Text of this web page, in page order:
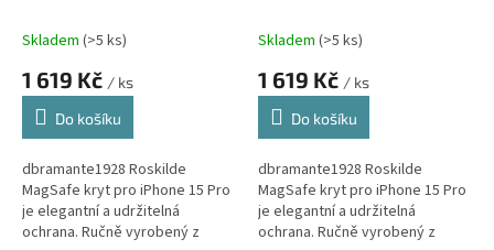
Skladem (>5 ks)
1 619 Kč / ks
Do košíku
dbramante1928 Roskilde
MagSafe kryt pro iPhone 15 Pro
je elegantní a udržitelná
ochrana. Ručně vyrobený z
Skladem (>5 ks)
1 619 Kč / ks
Do košíku
dbramante1928 Roskilde
MagSafe kryt pro iPhone 15 Pro
je elegantní a udržitelná
ochrana. Ručně vyrobený z